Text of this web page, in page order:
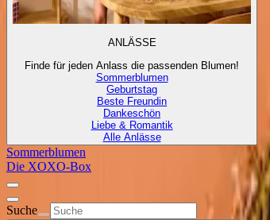
ANLÄSSE
Finde für jeden Anlass die passenden Blumen!
Sommerblumen
Geburtstag
Beste Freundin
Dankeschön
Liebe & Romantik
Alle Anlässe
Sommerblumen
Die XOXO-Box
Suche